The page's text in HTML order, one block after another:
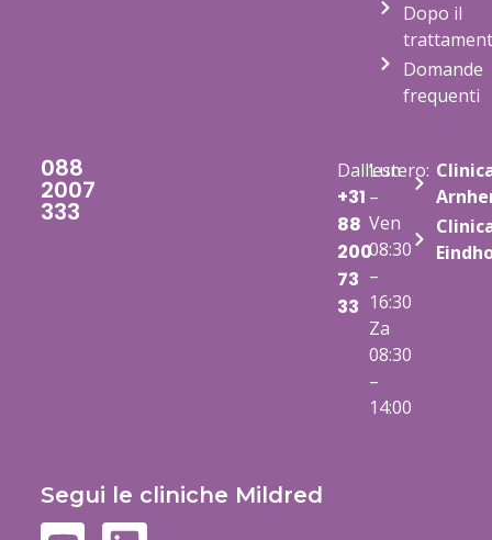
Dopo il
Domande
frequenti
088
2007
333
Dall’estero:
+31
88
200
73
33
Lun
–
Ven
08:30
–
16:30
Za
08:30
–
14:00
Segui le cliniche Mildred